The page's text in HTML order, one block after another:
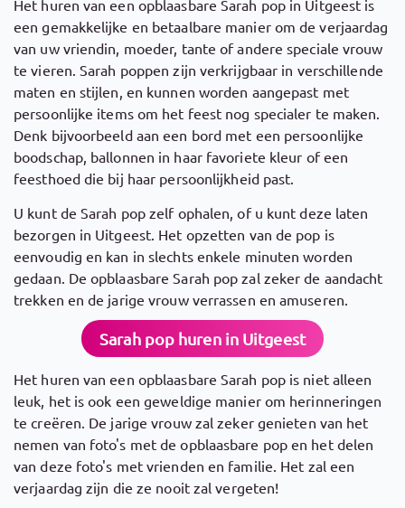
Het huren van een opblaasbare Sarah pop in Uitgeest is
een gemakkelijke en betaalbare manier om de verjaardag
van uw vriendin, moeder, tante of andere speciale vrouw
te vieren. Sarah poppen zijn verkrijgbaar in verschillende
maten en stijlen, en kunnen worden aangepast met
persoonlijke items om het feest nog specialer te maken.
Denk bijvoorbeeld aan een bord met een persoonlijke
boodschap, ballonnen in haar favoriete kleur of een
feesthoed die bij haar persoonlijkheid past.
U kunt de Sarah pop zelf ophalen, of u kunt deze laten
bezorgen in Uitgeest. Het opzetten van de pop is
eenvoudig en kan in slechts enkele minuten worden
gedaan. De opblaasbare Sarah pop zal zeker de aandacht
trekken en de jarige vrouw verrassen en amuseren.
Sarah pop huren in Uitgeest
Het huren van een opblaasbare Sarah pop is niet alleen
leuk, het is ook een geweldige manier om herinneringen
te creëren. De jarige vrouw zal zeker genieten van het
nemen van foto's met de opblaasbare pop en het delen
van deze foto's met vrienden en familie. Het zal een
verjaardag zijn die ze nooit zal vergeten!